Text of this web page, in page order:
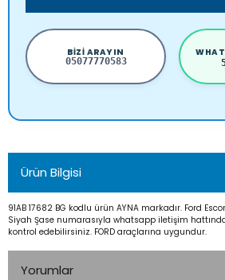
BIZI ARAYIN
05077770583
Ürün Bilgisi
91AB 17682 BG kodlu ürün AYNA markadır. Ford
Siyah Şase numarasıyla whatsapp iletişim
kontrol edebilirsiniz. FORD araçlarına uygundur.
Yorumlar